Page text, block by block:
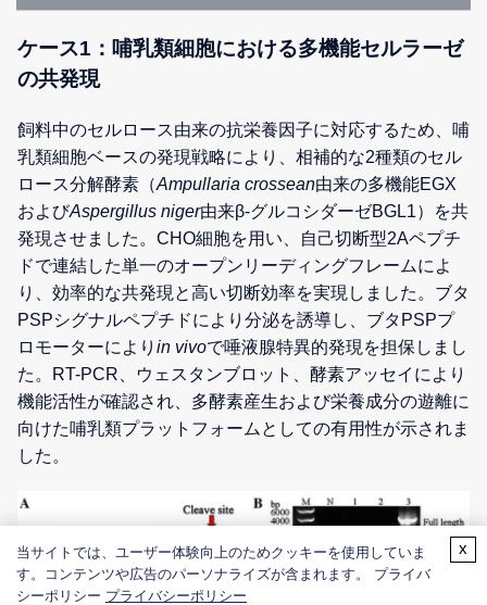
ケース1：哺乳類細胞における多機能セルラーゼ
の共発現
飼料中のセルロース由来の抗栄養因子に対応するため、哺
乳類細胞ベースの発現戦略により、相補的な2種類のセル
ロース分解酵素（Ampullaria crossean由来の多機能EGX
およびAspergillus niger由来β-グルコシダーゼBGL1）を共
発現させました。CHO細胞を用い、自己切断型2Aペプチ
ドで連結した単一のオープンリーディングフレームによ
り、効率的な共発現と高い切断効率を実現しました。ブタ
PSPシグナルペプチドにより分泌を誘導し、ブタPSPプ
ロモーターにより in vivoで唾液腺特異的発現を担保しまし
た。RT-PCR、ウェスタンブロット、酵素アッセイにより
機能活性が確認され、多酵素産生および栄養成分の遊離に
向けた哺乳類プラットフォームとしての有用性が示されま
した。
当サイトでは、ユーザー体験向上のためクッキーを使用していま
す。コンテンツや広告のパーソナライズが含まれます。 プライバ
シーポリシー プライバシーポリシー
x